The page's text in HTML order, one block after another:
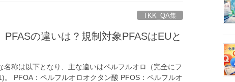
TKK_QA集
の違いは？規制対象PFASはEUと
名称は以下となり、主な違いはペルフルオロ（完全にフ
。 PFOA：ペルフルオロオクタン酸 PFOS：ペルフルオ